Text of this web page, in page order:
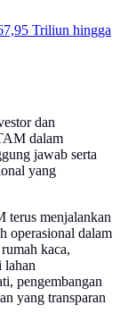
Triliun hingga
dan
dalam
jawab serta
yang
terus menjalankan
operasional dalam
kaca,
lahan
pengembangan
yang transparan